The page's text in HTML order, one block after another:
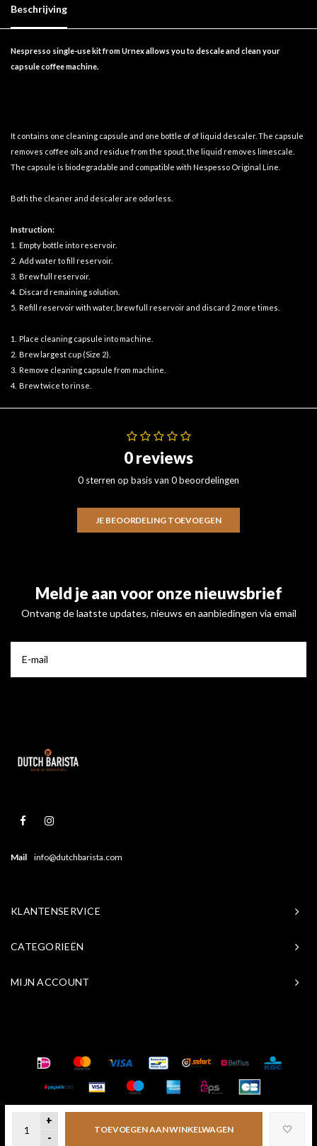
+
-
TOEVOEGEN AAN WINKELWAGEN
Beschrijving
Nespresso single-use kit from Urnex allows you to descale and clean your
capsule coffee machine.
It contains one cleaning capsule and one bottle of of liquid descaler. The capsule
removes coffee oils and residue from the spout, the liquid removes limescale.
The capsule is biodegradable and compatible with Nespesso Original Line.
Both the cleaner and descaler are odorless.
Instruction:
1. Empty bottle into reservoir.
2. Add water to fill reservoir.
3. Brew full reservoir.
4. Discard remaining solution.
5. Refill reservoir with water, brew full reservoir and discard 2 more times.
1. Place cleaning capsule into machine.
2. Brew largest cup (Size 2).
3. Remove cleaning capsule from machine.
4. Brew twice to rinse.
0 reviews
0 sterren op basis van 0 beoordelingen
JE BEOORDELING TOEVOEGEN
Meld je aan voor onze nieuwsbrief
Ontvang de laatste updates, nieuws en aanbiedingen via email
Mail info@dutchbarista.com
KLANTENSERVICE
CATEGORIEËN
MIJN ACCOUNT